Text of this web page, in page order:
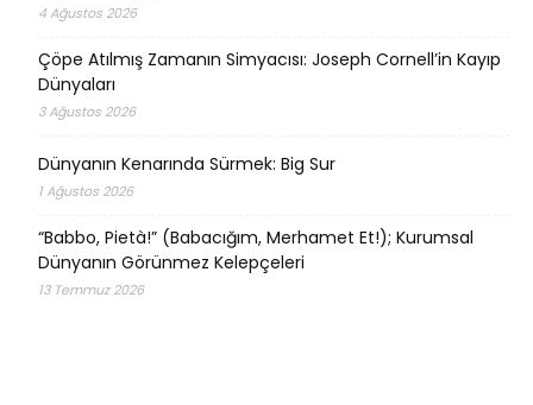
4 Ağustos 2026
Çöpe Atılmış Zamanın Simyacısı: Joseph Cornell’in Kayıp
Dünyaları
3 Ağustos 2026
Dünyanın Kenarında Sürmek: Big Sur
1 Ağustos 2026
“Babbo, Pietà!” (Babacığım, Merhamet Et!); Kurumsal
Dünyanın Görünmez Kelepçeleri
13 Temmuz 2026